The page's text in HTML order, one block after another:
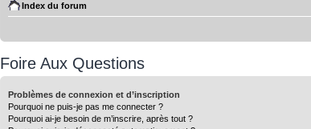
Index du forum
Foire Aux Questions
Problèmes de connexion et d’inscription
Pourquoi ne puis-je pas me connecter ?
Pourquoi ai-je besoin de m’inscrire, après tout ?